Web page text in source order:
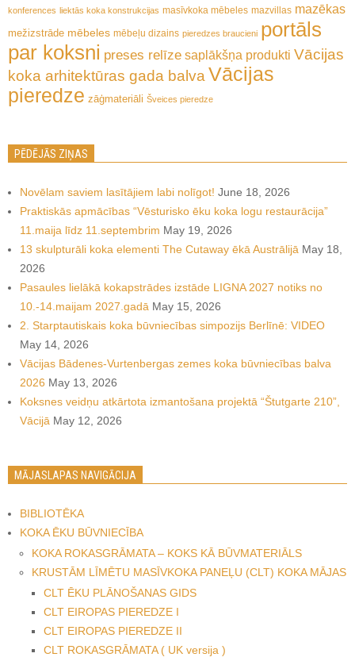
konferences liektās koka konstrukcijas masīvkoka mēbeles mazvillas mazēkas
mežizstrāde mēbeles mēbeļu dizains pieredzes braucieni portāls
par koksni preses relīze saplākšņa produkti Vācijas
koka arhitektūras gada balva Vācijas
pieredze zāģmateriāli Šveices pieredze
PĒDĒJĀS ZIŅAS
Novēlam saviem lasītājiem labi nolīgot! June 18, 2026
Praktiskās apmācības “Vēsturisko ēku koka logu restaurācija”
11.maija līdz 11.septembrim May 19, 2026
13 skulpturāli koka elementi The Cutaway ēkā Austrālijā May 18,
2026
Pasaules lielākā kokapstrādes izstāde LIGNA 2027 notiks no
10.-14.maijam 2027.gadā May 15, 2026
2. Starptautiskais koka būvniecības simpozijs Berlīnē: VIDEO
May 14, 2026
Vācijas Bādenes-Vurtenbergas zemes koka būvniecības balva
2026 May 13, 2026
Koksnes veidņu atkārtota izmantošana projektā “Štutgarte 210”,
Vācijā May 12, 2026
MĀJASLAPAS NAVIGĀCIJA
BIBLIOTĒKA
KOKA ĒKU BŪVNIECĪBA
KOKA ROKASGRĀMATA – KOKS KĀ BŪVMATERIĀLS
KRUSTĀM LĪMĒTU MASĪVKOKA PANEĻU (CLT) KOKA MĀJAS
CLT ĒKU PLĀNOŠANAS GIDS
CLT EIROPAS PIEREDZE I
CLT EIROPAS PIEREDZE II
CLT ROKASGRĀMATA ( UK versija )